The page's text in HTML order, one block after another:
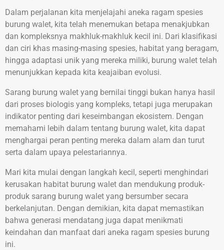
Dalam perjalanan kita menjelajahi aneka ragam spesies
burung walet, kita telah menemukan betapa menakjubkan
dan kompleksnya makhluk-makhluk kecil ini. Dari klasifikasi
dan ciri khas masing-masing spesies, habitat yang beragam,
hingga adaptasi unik yang mereka miliki, burung walet telah
menunjukkan kepada kita keajaiban evolusi.
Sarang burung walet yang bernilai tinggi bukan hanya hasil
dari proses biologis yang kompleks, tetapi juga merupakan
indikator penting dari keseimbangan ekosistem. Dengan
memahami lebih dalam tentang burung walet, kita dapat
menghargai peran penting mereka dalam alam dan turut
serta dalam upaya pelestariannya.
Mari kita mulai dengan langkah kecil, seperti menghindari
kerusakan habitat burung walet dan mendukung produk-
produk sarang burung walet yang bersumber secara
berkelanjutan. Dengan demikian, kita dapat memastikan
bahwa generasi mendatang juga dapat menikmati
keindahan dan manfaat dari aneka ragam spesies burung
ini.